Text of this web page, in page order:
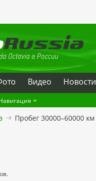
Видео Новости
Пробег 30000–60000 км